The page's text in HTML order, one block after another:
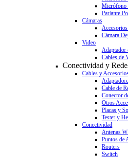
Micrófono
Parlante
Cámaras
Cámara
Video
Adaptador
Cables de
Conectividad y
Cables y
Cable de
Conector
Otros
Placas y
Tester y
Conectividad
Antenas
Puntos de
Routers
Switch